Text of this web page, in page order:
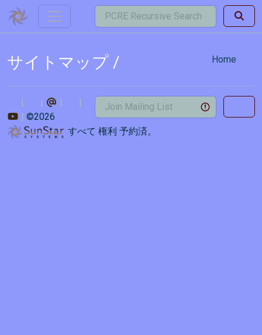
Home
サイトマップ /
©2026
すべて 権利 予約済。